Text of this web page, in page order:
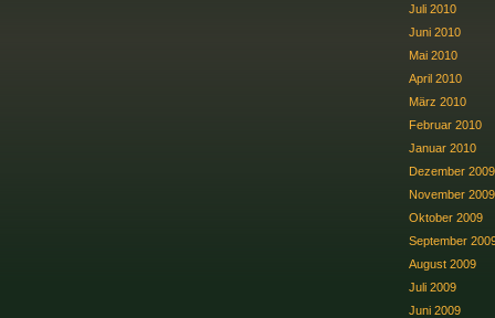
Juli 2010
Juni 2010
Mai 2010
April 2010
März 2010
Februar 2010
Januar 2010
Dezember 2009
November 2009
Oktober 2009
September
August 2009
Juli 2009
Juni 2009